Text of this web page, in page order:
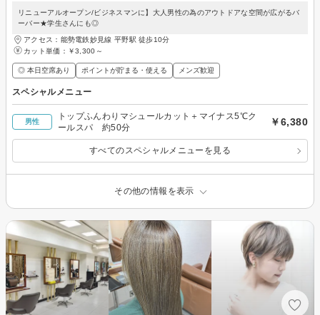
リニューアルオープン/ビジネスマンに】大人男性の為のアウトドアな空間が広がるバ
ーバー★学生さんにも◎
アクセス：能勢電鉄妙見線 平野駅 徒歩10分
カット単価： ￥3,300～
◎ 本日空席あり ポイントが貯まる・使える メンズ歓迎
スペシャルメニュー
男性
トップふんわりマシュールカット＋マイナス5℃ク
ールスパ 約50分
￥6,380
すべてのスペシャルメニューを見る
その他の情報を表示